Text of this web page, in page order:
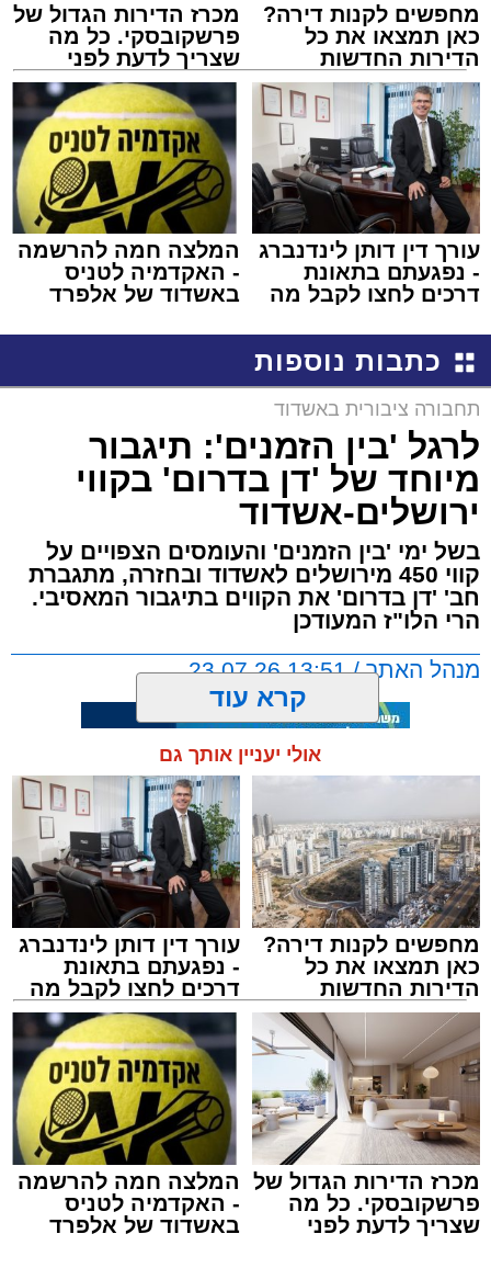
מחפשים לקנות דירה?
כאן תמצאו את כל
הדירות החדשות
למכירה באשדוד >>>
מכרז הדירות הגדול של
פרשקובסקי. כל מה
שצריך לדעת לפני
שמגישים הצעה לדירה
באשדוד
עורך דין דותן לינדנברג
- נפגעתם בתאונת
דרכים לחצו לקבל מה
המלצה חמה להרשמה
- האקדמיה לטניס
באשדוד של אלפרד
כתבות נוספות
תחבורה ציבורית באשדוד
לרגל 'בין הזמנים': תיגבור
מיוחד של 'דן בדרום' בקווי
ירושלים-אשדוד
בשל ימי 'בין הזמנים' והעומסים הצפויים על
קווי 450 מירושלים לאשדוד ובחזרה, מתגברת
חב' 'דן בדרום' את הקווים בתיגבור המאסיבי.
הרי הלו"ז המעודכן
מנהל האתר / 13:51 23.07.26
תגים:בין הזמנים, דן בדרום, תיגבור קווי ירושלים
קרא עוד
אולי יעניין אותך גם
מחפשים לקנות דירה?
כאן תמצאו את כל
הדירות החדשות
למכירה באשדוד >>>
עורך דין דותן לינדנברג
- נפגעתם בתאונת
דרכים לחצו לקבל מה
שמגיע לכם
מכרז הדירות הגדול של
פרשקובסקי. כל מה
שצריך לדעת לפני
המלצה חמה להרשמה
- האקדמיה לטניס
באשדוד של אלפרד